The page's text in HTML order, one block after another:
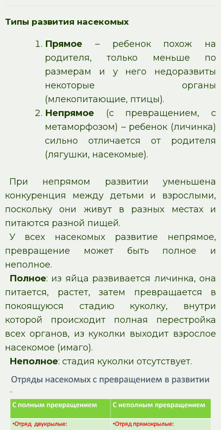
Типы развития насекомых
Прямое – ребенок похож на
родителя, только меньше по
размерам и у него недоразвиты
некоторые органы
(млекопитающие, птицы).
Непрямое (с превращением, с
метаморфозом) – ребенок (личинка)
сильно отличается от родителя
(лягушки, насекомые).
При непрямом развитии уменьшена
конкуренция между детьми и взрослыми,
поскольку они живут в разных местах и
питаются разной пищей.
У всех насекомых развитие непрямое,
превращение может быть полное и
неполное.
Полное: из яйца развивается личинка, она
питается, растет, затем превращается в
покоящуюся стадию куколку, внутри
которой происходит полная перестройка
всех органов, из куколки выходит взрослое
насекомое (имаго).
Неполное: стадия куколки отсутствует.